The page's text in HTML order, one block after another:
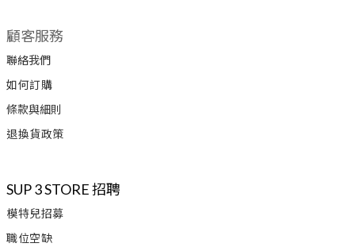
顧客服務
聯絡我們
如何訂購
條款與細則
退換貨政策
SUP 3 STORE 招聘
模特兒招募
職位空缺